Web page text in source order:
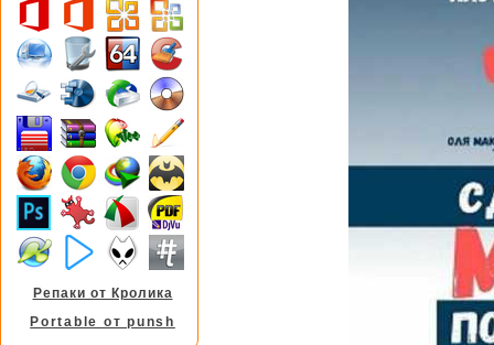
Репаки от Кролика
Portable от punsh